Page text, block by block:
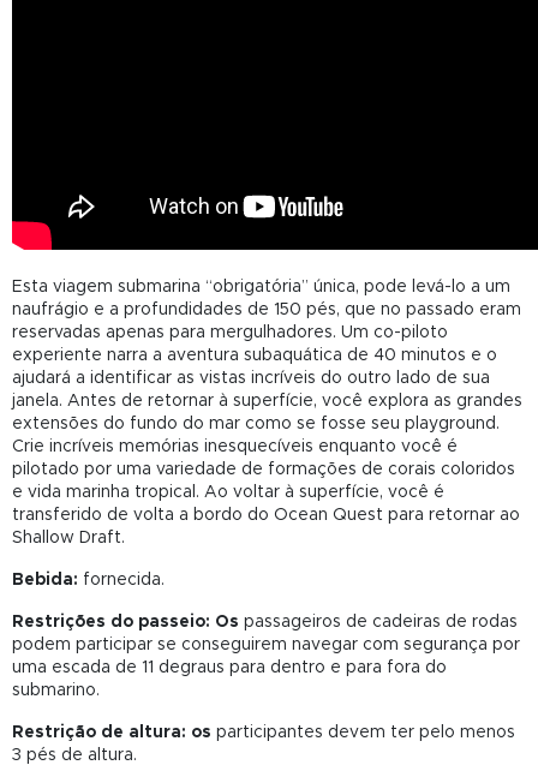
Esta viagem submarina “obrigatória” única, pode levá-lo a um
naufrágio e a profundidades de 150 pés, que no passado eram
reservadas apenas para mergulhadores. Um co-piloto
experiente narra a aventura subaquática de 40 minutos e o
ajudará a identificar as vistas incríveis do outro lado de sua
janela. Antes de retornar à superfície, você explora as grandes
extensões do fundo do mar como se fosse seu playground.
Crie incríveis memórias inesquecíveis enquanto você é
pilotado por uma variedade de formações de corais coloridos
e vida marinha tropical. Ao voltar à superfície, você é
transferido de volta a bordo do Ocean Quest para retornar ao
Shallow Draft.
Bebida: fornecida.
Restrições do passeio: Os passageiros de cadeiras de rodas
podem participar se conseguirem navegar com segurança por
uma escada de 11 degraus para dentro e para fora do
submarino.
Restrição de altura: os participantes devem ter pelo menos
3 pés de altura.